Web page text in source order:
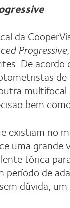
da
Progressive
De
bem
existiam no
uma
tórica
de
dúvida,